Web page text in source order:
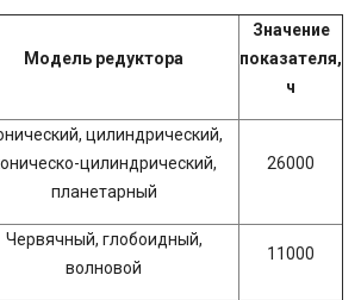
Модель редуктора
Значение
показателя,
ч
цилиндрический,
цилиндрический,
планетарный
26000
Червячный, глобоидный,
волновой
11000